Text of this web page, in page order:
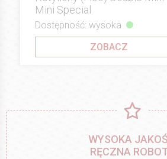
Mini Special
Dostępność: wysoka
ZOBACZ
WYSOKA
RĘCZNA